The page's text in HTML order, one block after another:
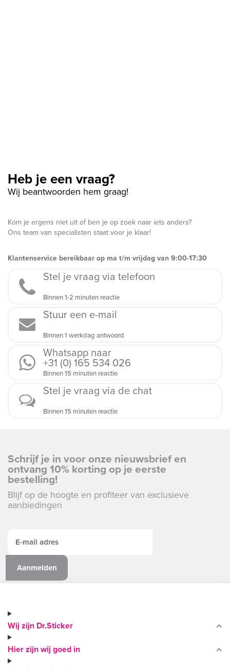
Heb je een vraag?
Wij beantwoorden hem graag!
Kom je ergens niet uit of ben je op zoek naar iets anders?
Ons team van specialisten staat voor je klaar!
Klantenservice bereikbaar op ma t/m vrijdag van 9:00-17:30
Stel je vraag via telefoon
Binnen 1-2 minuten reactie
Stuur een e-mail
Binnen 1 werkdag antwoord
Whatsapp naar
+31 (0) 165 534 026
Binnen 15 minuten reactie
Stel je vraag via de chat
Binnen 15 minuten reactie
Schrijf je in voor onze nieuwsbrief en
ontvang 10% korting op je eerste
bestelling!
Blijf op de hoogte en profiteer van exclusieve
aanbiedingen
Wij zijn Dr.Sticker
Hier zijn wij goed in